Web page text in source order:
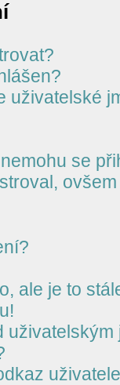
uživatelské
se
ale je to